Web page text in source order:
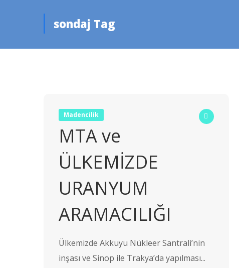
sondaj Tag
Madencilik
MTA ve
ÜLKEMİZDE
URANYUM
ARAMACILIĞI
Ülkemizde Akkuyu Nükleer Santrali’nin
inşası ve Sinop ile Trakya’da yapılması...